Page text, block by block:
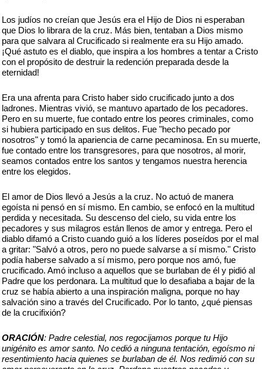
Los judíos no creían que Jesús era el Hijo de Dios ni esperaban
que Dios lo librara de la cruz. Más bien, tentaban a Dios mismo
para que salvara al Crucificado si realmente era su Hijo amado.
¡Qué astuto es el diablo, que inspira a los hombres a tentar a Cristo
con el propósito de destruir la redención preparada desde la
eternidad!
Era una afrenta para Cristo haber sido crucificado junto a dos
ladrones. Mientras vivió, se mantuvo apartado de los pecadores.
Pero en su muerte, fue contado entre los peores criminales, como
si hubiera participado en sus delitos. Fue "hecho pecado por
nosotros" y tomó la apariencia de carne pecaminosa. En su muerte,
fue contado entre los transgresores, para que nosotros, al morir,
seamos contados entre los santos y tengamos nuestra herencia
entre los elegidos.
El amor de Dios llevó a Jesús a la cruz. No actuó de manera
egoísta ni pensó en sí mismo. En cambio, se enfocó en la multitud
perdida y necesitada. Su descenso del cielo, su vida entre los
pecadores y sus milagros están llenos de amor y entrega. Pero el
diablo difamó a Cristo cuando guió a los líderes poseídos por el mal
a gritar: "Salvó a otros, pero no puede salvarse a sí mismo." Cristo
podía haberse salvado a sí mismo, pero porque nos amó, fue
crucificado. Amó incluso a aquellos que se burlaban de él y pidió al
Padre que los perdonara. La multitud que lo desafiaba a bajar de la
cruz se había abierto a una inspiración maligna, porque no hay
salvación sino a través del Crucificado. Por lo tanto, ¿qué piensas
de la crucifixión?
ORACIÓN: Padre celestial, nos regocijamos porque tu Hijo
unigénito es amor santo. No cedió a ninguna tentación, egoísmo ni
resentimiento hacia quienes se burlaban de él. Nos redimió con su